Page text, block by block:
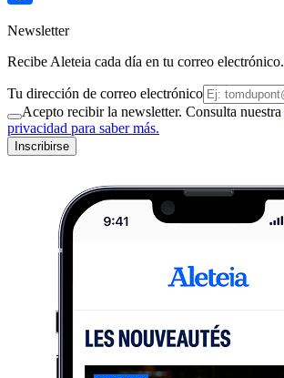
Newsletter
Recibe Aleteia cada día en tu correo electrónico.
Tu dirección de correo electrónico
Acepto recibir la newsletter. Consulta nuestra
privacidad para saber más.
Inscribirse